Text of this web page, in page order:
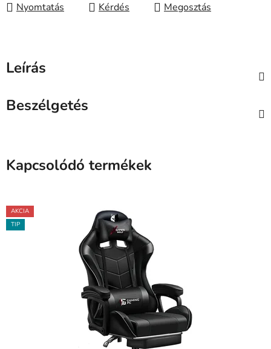
Nyomtatás Kérdés Megosztás
Leírás
Beszélgetés
Kapcsolódó termékek
AKCIA
TIP